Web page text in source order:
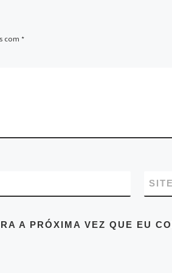
com *
SITE
A PRÓXIMA VEZ QUE EU